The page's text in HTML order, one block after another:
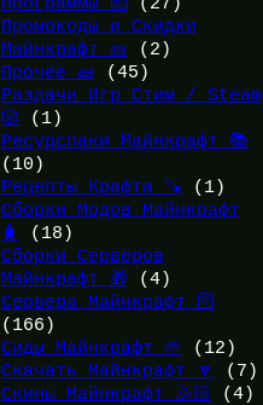
Промокоды и Скидки
Майнкрафт 🎫
(2)
Прочее 🧱 (45)
Раздачи Игр Стим / Steam
🎲 (1)
Ресурспаки Майнкрафт 📚
(10)
Рецепты Крафта 🪚 (1)
Сборки Модов Майнкрафт
🧳
(18)
Сборки Серверов
Майнкрафт 🎁 (4)
Сервера Майнкрафт 🛜
(166)
Сиды Майнкрафт 🌱
(12)
Скачать Майнкрафт 🔽
(7)
Скины Майнкрафт 🤹🏻
(4)